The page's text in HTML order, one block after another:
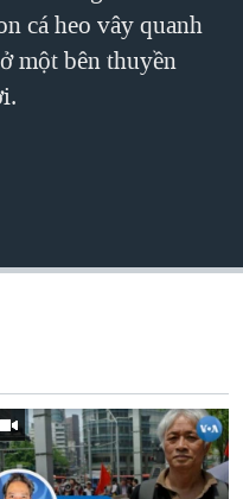
cá heo vây quanh
một bên thuyền